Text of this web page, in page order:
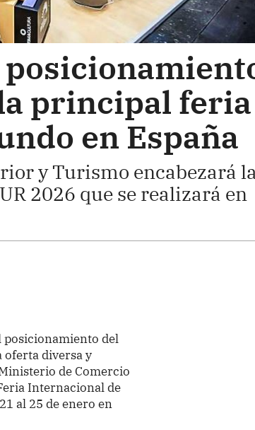
principal feria
en España
y Turismo encabezará
2026 que se realizará en
posicionamiento del
diversa y
de Comercio
Internacional de
al 25 de enero en